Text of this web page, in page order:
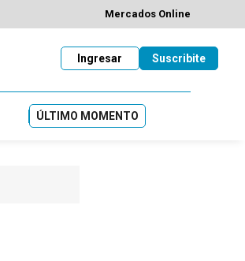
Mercados Online
Suscribite
Ingresar
ÚLTIMO MOMENTO